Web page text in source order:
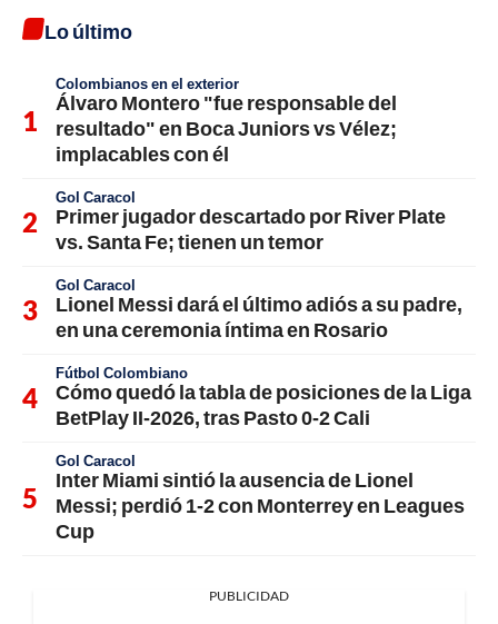
Lo último
Colombianos en el exterior
Álvaro Montero "fue responsable del
resultado" en Boca Juniors vs Vélez;
implacables con él
Gol Caracol
Primer jugador descartado por River Plate
vs. Santa Fe; tienen un temor
Gol Caracol
Lionel Messi dará el último adiós a su padre,
en una ceremonia íntima en Rosario
Fútbol Colombiano
Cómo quedó la tabla de posiciones de la Liga
BetPlay II-2026, tras Pasto 0-2 Cali
Gol Caracol
Inter Miami sintió la ausencia de Lionel
Messi; perdió 1-2 con Monterrey en Leagues
Cup
PUBLICIDAD